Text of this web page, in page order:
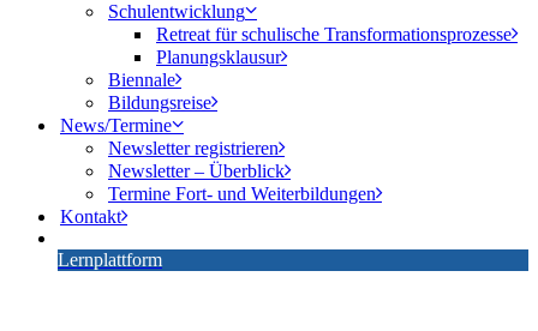
Schulentwicklung
Retreat für schulische Transformationsprozesse
Planungsklausur
Biennale
Bildungsreise
News/Termine
Newsletter registrieren
Newsletter – Überblick
Termine Fort- und Weiterbildungen
Kontakt
Lernplattform